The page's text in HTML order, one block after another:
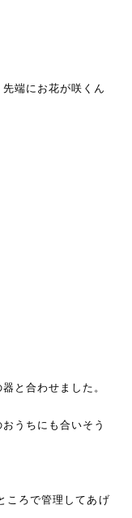
端にお花が咲くん
と合わせました。
うちにも合いそう
ころで管理してあげ